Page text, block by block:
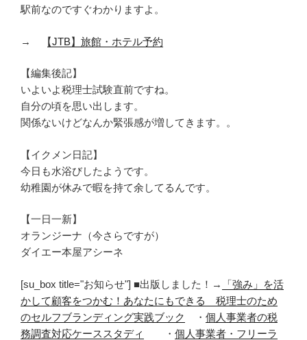
駅前なのですぐわかりますよ。
→ 【JTB】旅館・ホテル予約
【編集後記】
いよいよ税理士試験直前ですね。
自分の頃を思い出します。
関係ないけどなんか緊張感が増してきます。。
【イクメン日記】
今日も水浴びしたようです。
幼稚園が休みで暇を持て余してるんです。
【一日一新】
オランジーナ（今さらですが）
ダイエー本屋アシーネ
[su_box title="お知らせ"] ■出版しました！→
「強み」を活
かして顧客をつかむ！あなたにもできる 税理士のため
のセルフブランディング実践ブック
・ 個人事業者の税
務調査対応ケーススタディ
・ 個人事業者・フリーラ